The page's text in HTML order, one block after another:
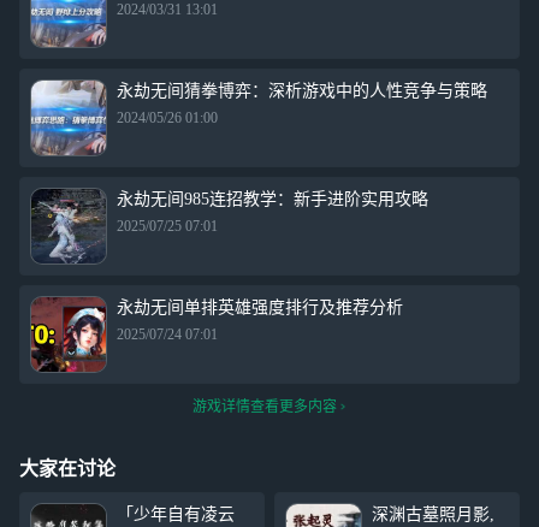
2024/03/31 13:01
永劫无间猜拳博弈：深析游戏中的人性竞争与策略
2024/05/26 01:00
永劫无间985连招教学：新手进阶实用攻略
2025/07/25 07:01
永劫无间单排英雄强度排行及推荐分析
2025/07/24 07:01
游戏详情查看更多内容
大家在讨论
「少年自有凌云
深渊古墓照月影,